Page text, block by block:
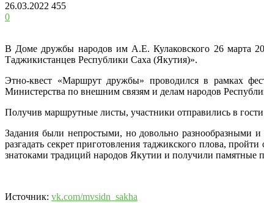
26.03.2022 455
0
В Доме дружбы народов им А.Е. Кулаковского 26 марта
Таджикистанцев Республики Саха (Якутия)».
Этно-квест «Маршрут дружбы» проводился в рамках
Министерства по внешним связям и делам народов
Получив маршрутные листы, участники отправились в
Задания были непростыми, но довольно разнообразными
разгадать секрет приготовления таджикского плова,
знатоками традиций народов Якутии и получили памятные
Источник: vk.com/mvsidn_sakha